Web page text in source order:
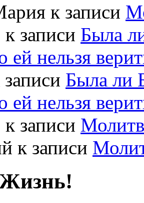
к записи
к записи Была
ей нельзя
записи Была ли
ей нельзя
к записи
к записи